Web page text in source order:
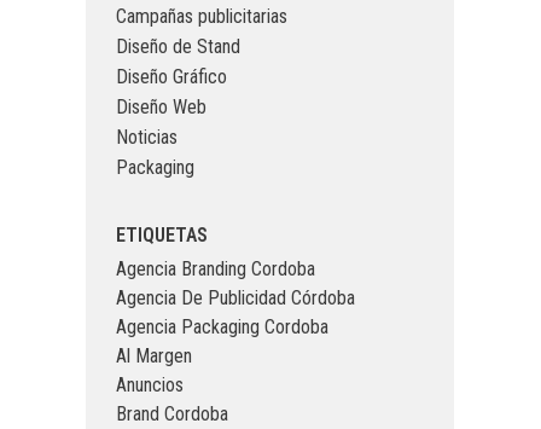
Campañas publicitarias
Diseño de Stand
Diseño Gráfico
Diseño Web
Noticias
Packaging
ETIQUETAS
Agencia Branding Cordoba
Agencia De Publicidad Córdoba
Agencia Packaging Cordoba
Al Margen
Anuncios
Brand Cordoba